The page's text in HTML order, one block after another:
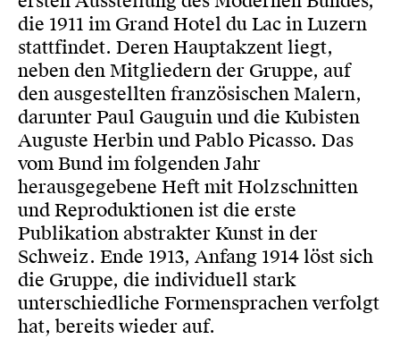
die 1911 im Grand Hotel du Lac in Luzern
stattfindet. Deren Hauptakzent liegt,
neben den Mitgliedern der Gruppe, auf
den ausgestellten französischen Malern,
darunter Paul Gauguin und die Kubisten
Auguste Herbin und Pablo Picasso. Das
vom Bund im folgenden Jahr
herausgegebene Heft mit Holzschnitten
und Reproduktionen ist die erste
Publikation abstrakter Kunst in der
Schweiz. Ende 1913, Anfang 1914 löst sich
die Gruppe, die individuell stark
unterschiedliche Formensprachen verfolgt
hat, bereits wieder auf.